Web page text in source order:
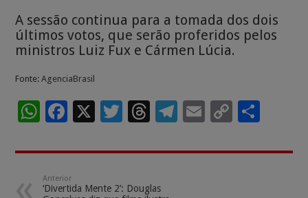
A sessão continua para a tomada dos dois
últimos votos, que serão proferidos pelos
ministros Luiz Fux e Cármen Lúcia.
Fonte:AgenciaBrasil
W
at
sA
F
e
b
X
T
tt
T
re
a
T
e
E
ai
C
p ar
Anterior
‘Divertida Mente 2’: Douglas